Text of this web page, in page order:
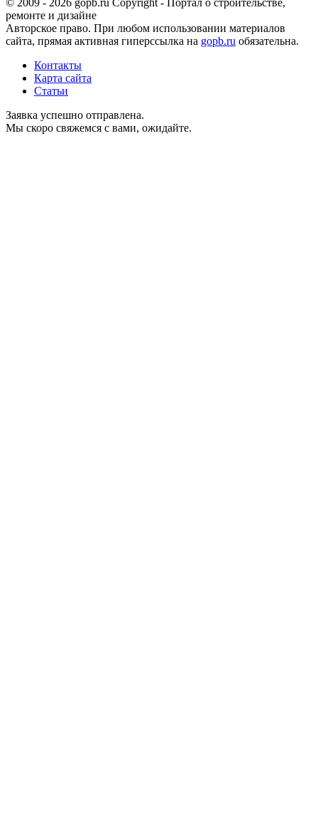
© 2009 - 2026 gopb.ru Copyright - Портал о строительстве,
ремонте и дизайне
Авторское право. При любом использовании материалов
сайта, прямая активная гиперссылка на gopb.ru обязательна.
Контакты
Карта сайта
Статьи
Заявка успешно отправлена.
Мы скоро свяжемся с вами, ожидайте.